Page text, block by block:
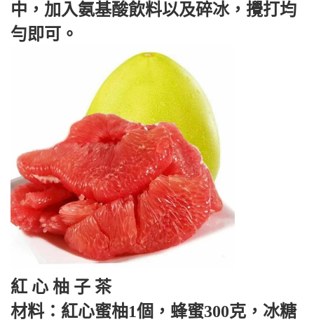
中，加入氨基酸飲料以及碎冰，攪打均
勻即可。
紅 心 柚 子 茶
材料：紅心蜜柚1個，蜂蜜300克，冰糖